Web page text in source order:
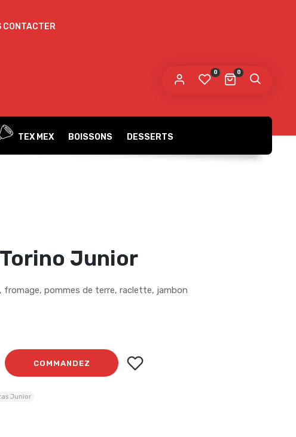
CONTACTER
0
0
Vos données personnelles seront utilisées pour vous
TEX MEX BOISSONS DESSERTS
Junior
fromage, pommes de terre, raclette, jambon
COMMANDEZ
Junior